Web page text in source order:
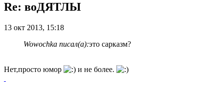
Re: воДЯТЛЫ
13 окт 2013, 15:18
Wowochka писал(а):это сарказм?
Нет,просто юмор и не более.